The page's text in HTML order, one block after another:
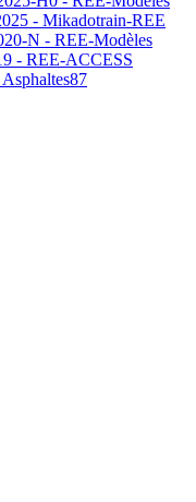
- Mikadotrain-REE
N - REE-Modèles
- REE-ACCESS